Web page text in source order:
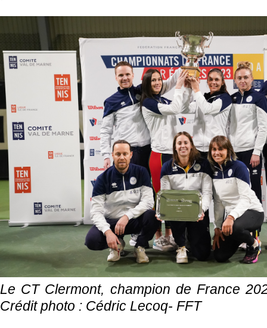
Le CT Clermont, champion de France
Crédit photo : Cédric Lecoq- FFT